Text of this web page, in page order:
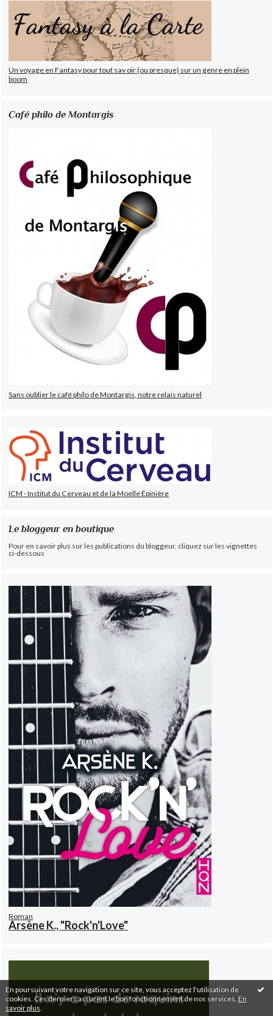
En poursuivant votre navigation sur ce site, vous acceptez l'utilisation de
cookies. Ces derniers assurent le bon fonctionnement de nos services. En
savoir plus
Un voyage en Fantasy pour tout sav oir (ou presque) sur un genre en plein
boom
Café philo de Montargis
Sans oublier le café philo de Montargis, notre relais naturel
ICM - Institut du Cerveau et de la Moelle Épinière
Le bloggeur en boutique
Pour en savoir plus sur les publications du bloggeur, cliquez sur les vignettes
ci-dessous
Roman
Arsène K., "Rock'n'Love"